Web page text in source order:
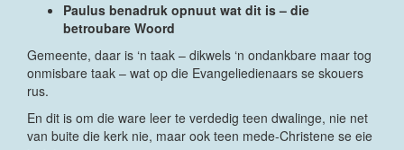
Paulus benadruk opnuut wat dit is – die
betroubare Woord
Gemeente, daar is ‘n taak – dikwels ‘n ondankbare maar tog
onmisbare taak – wat op die Evangeliedienaars se skouers
rus.
En dit is om die ware leer te verdedig teen dwalinge, nie net
van buite die kerk nie, maar ook teen mede-Christene se eie